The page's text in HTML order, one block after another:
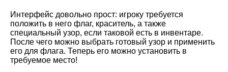
Интерфейс довольно прост: игроку требуется
положить в него флаг, краситель, а также
специальный узор, если таковой есть в инвентаре.
После чего можно выбрать готовый узор и применить
его для флага. Теперь его можно установить в
требуемое место!